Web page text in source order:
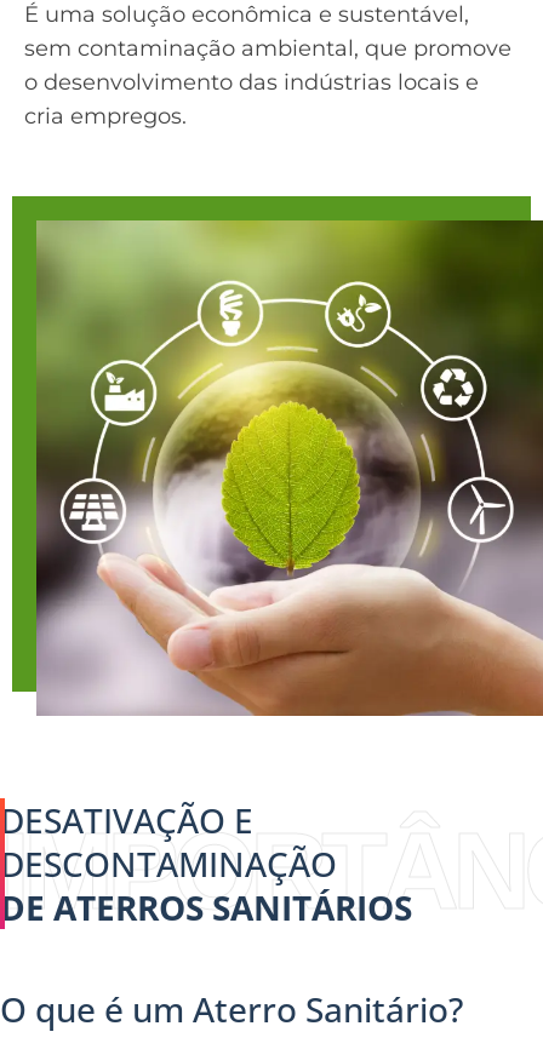
É uma solução econômica e sustentável,
sem contaminação ambiental, que promove
o desenvolvimento das indústrias locais e
cria empregos.
DESATIVAÇÃO E
DESCONTAMINAÇÃO
DE ATERROS SANITÁRIOS
O que é um Aterro Sanitário?